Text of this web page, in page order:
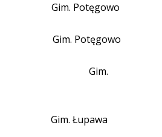
Gim. Potęgowo
Gim. Potęgowo
Gim.
Gim. Łupawa